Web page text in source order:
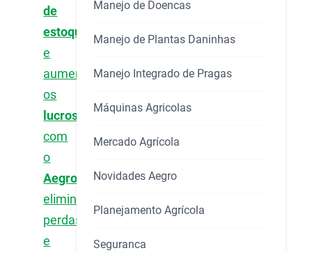
de
estoque
e
aumentou
os
lucros
com
o
Aegro
eliminando
perdas
e
Manejo de Doencas
Manejo de Plantas Daninhas
Manejo Integrado de Pragas
Máquinas Agricolas
Mercado Agrícola
Novidades Aegro
Planejamento Agrícola
Seguranca